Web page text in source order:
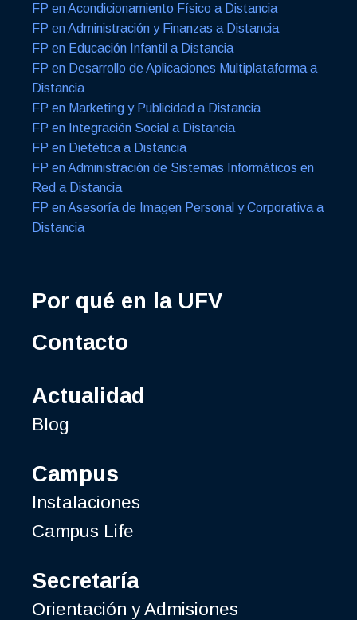
FP en Acondicionamiento Físico a Distancia
FP en Administración y Finanzas a Distancia
FP en Educación Infantil a Distancia
FP en Desarrollo de Aplicaciones Multiplataforma a
Distancia
FP en Marketing y Publicidad a Distancia
FP en Integración Social a Distancia
FP en Dietética a Distancia
FP en Administración de Sistemas Informáticos en
Red a Distancia
FP en Asesoría de Imagen Personal y Corporativa a
Distancia
Por qué en la UFV
Contacto
Actualidad
Blog
Campus
Instalaciones
Campus Life
Secretaría
Orientación y Admisiones